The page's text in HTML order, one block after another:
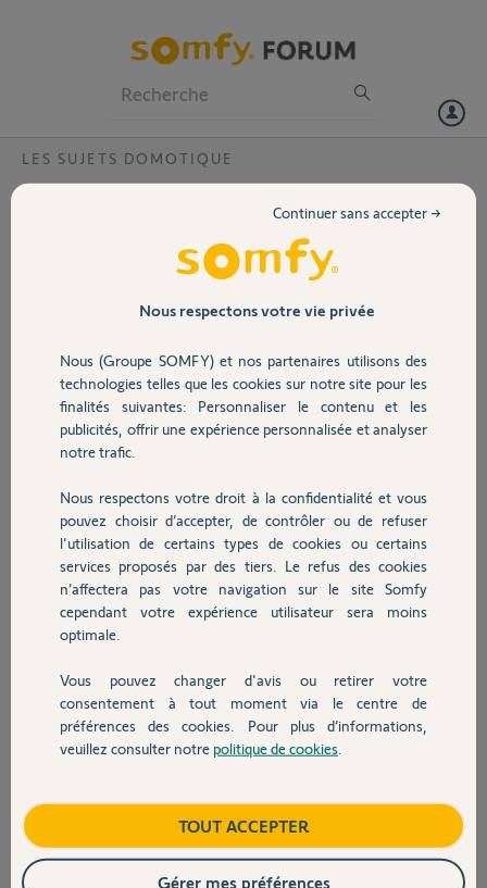
Volet
Sécurité
Domotique
Chauffage
Autres produits
Devis avec un pro
Contact
LES SUJETS DOMOTIQUE
depuis hier, lorsque je veux faire fonctionner mes équipements, il
m'est indiqué "une erreur est survenue". j'ai bien tous les
équipements sur mon application tahoma by somfy, et sur
l'application PC, la box tahoma est bien connectée. de quoi cela peu
Merci,
andré T.
il y a plus d'un an
Participer au fil de discussion
Réponses
Bonjour André
Il y a une nouvelle version de l'application smartphone de disponible.
JACKY M. il y a plus d'un an
j'ai l'application TAHOMA by SOMFY que j'ai désinstallée puis réinstallée,
et j'avais l'application TAHOMA classic que j'ai toujours sur le portable
mais qui est désactivée. il y a une autre application ? si oui, je ne la trouve
Nous respectons votre vie privée
Nous (Groupe SOMFY) et nos partenaires utilisons des
technologies telles que les cookies sur notre site pour les
finalités suivantes: Personnaliser le contenu et les
publicités, offrir une expérience personnalisée et analyser
notre trafic.
Nous respectons votre droit à la confidentialité et vous
pouvez choisir d’accepter, de contrôler ou de refuser
l'utilisation de certains types de cookies ou certains
services proposés par des tiers. Le refus des cookies
n’affectera pas votre navigation sur le site Somfy
cependant votre expérience utilisateur sera moins
optimale.
Vous pouvez changer d'avis ou retirer votre
consentement à tout moment via le centre de
préférences des cookies. Pour plus d’informations,
veuillez consulter notre politique de cookies
Continuer sans accepter →
TOUT ACCEPTER
Gérer mes préférences